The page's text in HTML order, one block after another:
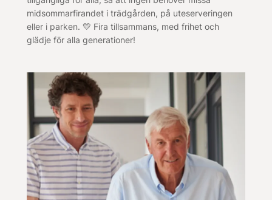
midsommarfirandet i trädgården, på uteserveringen
eller i parken. 💛 Fira tillsammans, med frihet och
glädje för alla generationer!